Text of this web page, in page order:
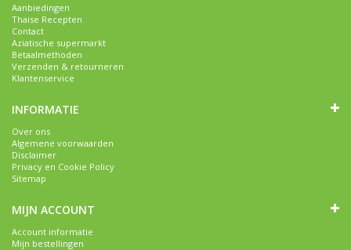
Aanbiedingen
Thaise Recepten
Contact
Aziatische supermarkt
Betaalmethoden
Verzenden & retourneren
Klantenservice
INFORMATIE
Over ons
Algemene voorwaarden
Disclaimer
Privacy en Cookie Policy
Sitemap
MIJN ACCOUNT
Account informatie
Mijn bestellingen